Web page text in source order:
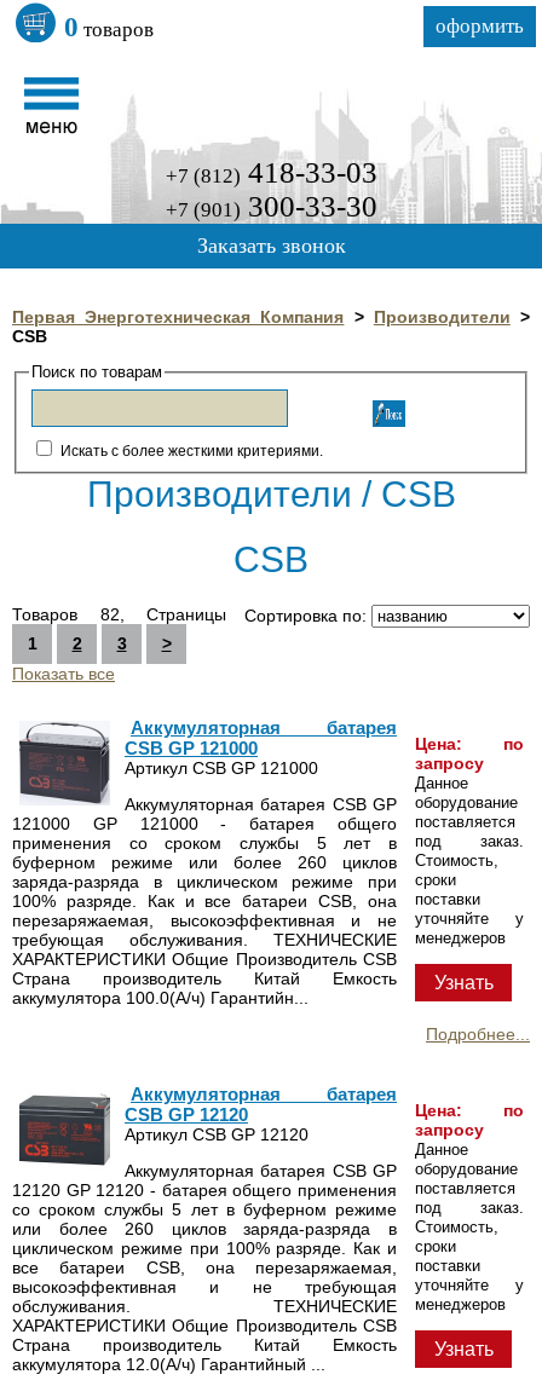
0 товаров оформить
+7 (812) 418-33-03
+7 (901) 300-33-30
Заказать звонок
Первая Энерготехническая Компания > Производители >
CSB
Поиск по товарам
Искать с более жесткими критериями.
Производители / CSB
CSB
Сортировка по:
Товаров 82, Страницы
1
2 3
>
Показать все
Цена: по
запросу
Данное
оборудование
поставляется
под заказ.
Стоимость,
сроки
поставки
уточняйте у
менеджеров
Узнать
Аккумуляторная батарея
CSB GP 121000
Артикул CSB GP 121000
Аккумуляторная батарея CSB GP
121000 GP 121000 - батарея общего
применения со сроком службы 5 лет в
буферном режиме или более 260 циклов
заряда-разряда в циклическом режиме при
100% разряде. Как и все батареи CSB, она
перезаряжаемая, высокоэффективная и не
требующая обслуживания. ТЕХНИЧЕСКИЕ
ХАРАКТЕРИСТИКИ Общие Производитель CSB
Страна производитель Китай Емкость
аккумулятора 100.0(А/ч) Гарантийн...
Подробнее...
Цена: по
запросу
Данное
оборудование
поставляется
под заказ.
Стоимость,
сроки
поставки
уточняйте у
менеджеров
Узнать
Аккумуляторная батарея
CSB GP 12120
Артикул CSB GP 12120
Аккумуляторная батарея CSB GP
12120 GP 12120 - батарея общего применения
со сроком службы 5 лет в буферном режиме
или более 260 циклов заряда-разряда в
циклическом режиме при 100% разряде. Как и
все батареи CSB, она перезаряжаемая,
высокоэффективная и не требующая
обслуживания. ТЕХНИЧЕСКИЕ
ХАРАКТЕРИСТИКИ Общие Производитель CSB
Страна производитель Китай Емкость
аккумулятора 12.0(А/ч) Гарантийный ...